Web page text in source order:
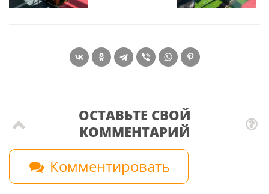
ОСТАВЬТЕ СВОЙ
КОММЕНТАРИЙ
Комментировать